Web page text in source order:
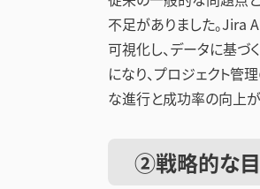
不足がありました。Jira
可視化し、データに基づ
になり、プロジェクト管
な進行と成功率の向上が
②戦略的な目